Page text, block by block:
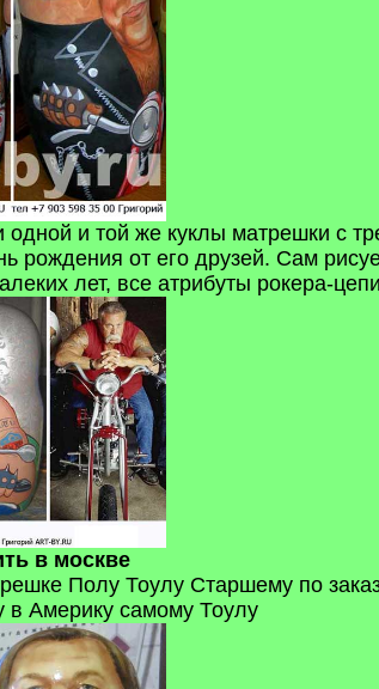
и той же куклы матрешки с
рождения от его друзей. Сам
лет, все атрибуты рокера-
в москве
Полу Тоулу Старшему по
в Америку самому Тоулу